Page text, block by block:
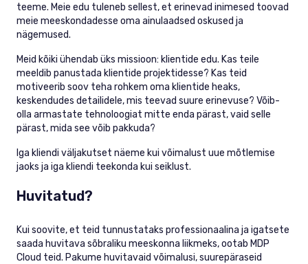
teeme. Meie edu tuleneb sellest, et erinevad inimesed toovad
meie meeskondadesse oma ainulaadsed oskused ja
nägemused.
Meid kõiki ühendab üks missioon: klientide edu. Kas teile
meeldib panustada klientide projektidesse? Kas teid
motiveerib soov teha rohkem oma klientide heaks,
keskendudes detailidele, mis teevad suure erinevuse? Võib-
olla armastate tehnoloogiat mitte enda pärast, vaid selle
pärast, mida see võib pakkuda?
Iga kliendi väljakutset näeme kui võimalust uue mõtlemise
jaoks ja iga kliendi teekonda kui seiklust.
Huvitatud?
Kui soovite, et teid tunnustataks professionaalina ja igatsete
saada huvitava sõbraliku meeskonna liikmeks, ootab MDP
Cloud teid. Pakume huvitavaid võimalusi, suurepäraseid